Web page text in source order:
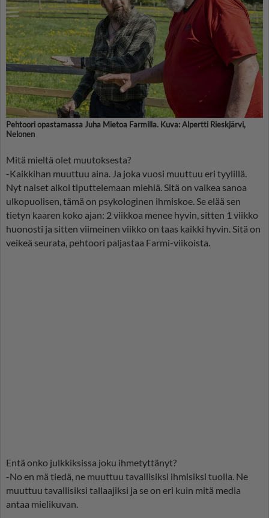
Pehtoori opastamassa Juha Mietoa Farmilla. Kuva: Alpertti Rieskjärvi,
Nelonen
Mitä mieltä olet muutoksesta?
-Kaikkihan muuttuu aina. Ja joka vuosi muuttuu eri tyylillä.
Nyt naiset alkoi tiputtelemaan miehiä. Sitä on vaikea sanoa
ulkopuolisen, tämä on psykologinen ihmiskoe. Se elää sen
tietyn kaaren koko ajan: 2 viikkoa menee hyvin, sitten 1 viikko
huonosti ja sitten viimeinen viikko on taas kaikki hyvin. Sitä on
veikeä seurata, pehtoori paljastaa Farmi-viikoista.
Entä onko julkkiksissa joku ihmetyttänyt?
-No en mä tiedä, ne muuttuu tavallisiksi ihmisiksi tuolla. Ne
muuttuu tavallisiksi tallaajiksi ja se on eri kuin mitä media
antaa mielikuvan.